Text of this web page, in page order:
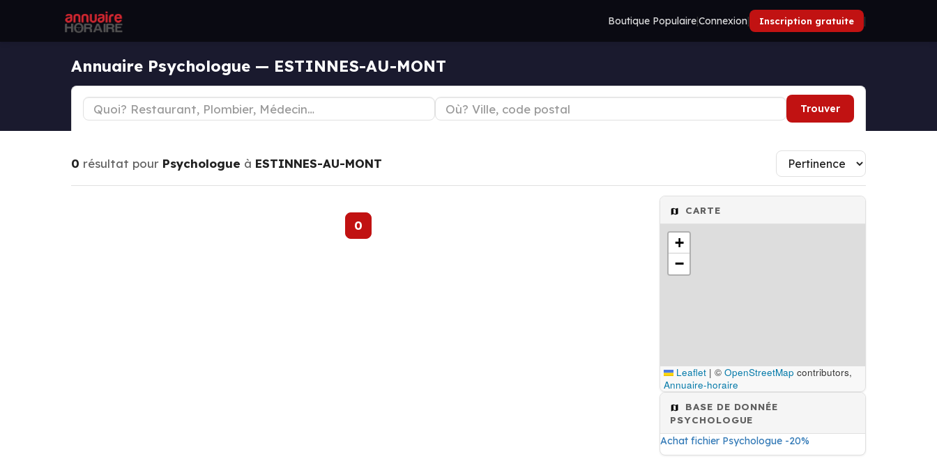
Boutique Populaire|Connexion| Inscription gratuite |
Annuaire Psychologue — ESTINNES-AU-MONT
Trouver
0 résultat pour Psychologue à ESTINNES-AU-MONT
0
CARTE
+
−
Leaflet | © OpenStreetMap contributors,
Annuaire-horaire
BASE DE DONNÉE
PSYCHOLOGUE
Achat fichier Psychologue -20%